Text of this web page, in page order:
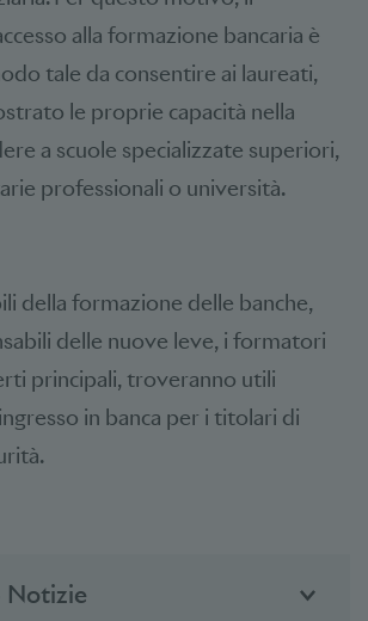
alla formazione bancaria è
tale da consentire ai laureati,
le proprie capacità nella
a scuole specializzate superiori,
professionali o università.
della formazione delle banche,
delle nuove leve, i formatori
principali, troveranno utili
in banca per i titolari di
Notizie